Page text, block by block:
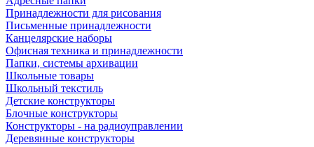
Принадлежности для рисования
Письменные принадлежности
Канцелярские наборы
Офисная техника и принадлежности
Папки, системы архивации
Школьные товары
Школьный текстиль
Детские конструкторы
Блочные конструкторы
Конструкторы - на радиоуправлении
Деревянные конструкторы